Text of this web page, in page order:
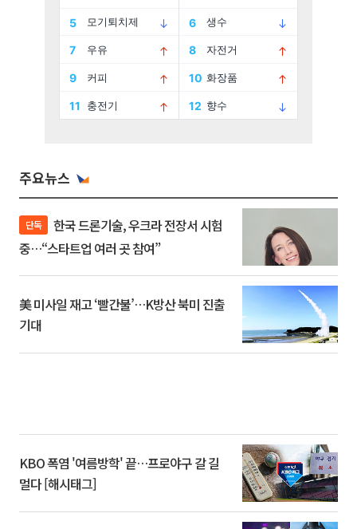
주요뉴스
단독
중…“스타트업 여러 곳 참여”
美 미사일 재고 ‘빨간불’…K방산 북미 진출
기대
KBO 폭염 '여름방학' 끝…프로야구 갈 길
멀다 [해시태그]